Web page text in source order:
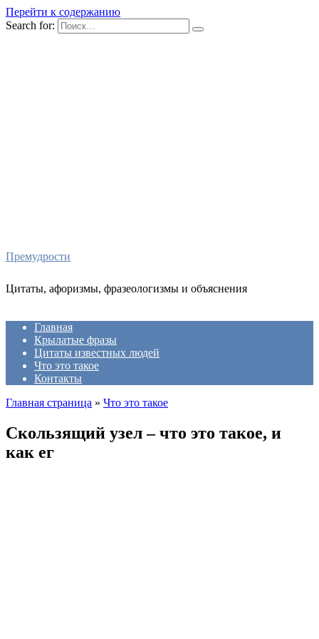
Перейти к содержанию
Search for:
Премудрости
Цитаты, афоризмы, фразеологизмы и объяснения
Главная
Крылатые фразы
Цитаты известных людей
Что это такое
Контакты
Главная страница » Что это такое
Скользящий узел – что это такое, и
как ег